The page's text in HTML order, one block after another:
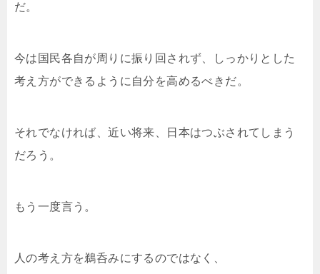
だ。
今は国民各自が周りに振り回されず、しっかりとした
考え方ができるように自分を高めるべきだ。
それでなければ、近い将来、日本はつぶされてしまう
だろう。
もう一度言う。
人の考え方を鵜呑みにするのではなく、